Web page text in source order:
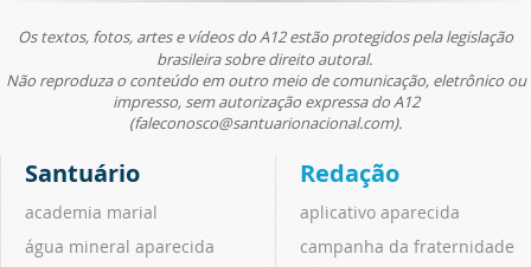
Os textos, fotos, artes e vídeos do A12 estão protegidos pela legislação
brasileira sobre direito autoral.
Não reproduza o conteúdo em outro meio de comunicação, eletrônico ou
impresso, sem autorização expressa do A12
(faleconosco@santuarionacional.com).
Santuário
academia marial
água mineral aparecida
Redação
aplicativo aparecida
campanha da fraternidade